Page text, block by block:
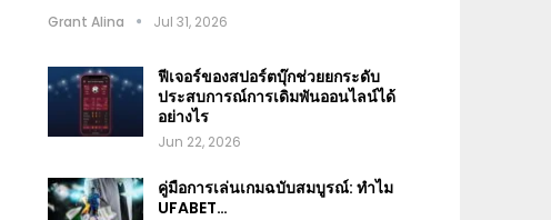
Grant Alina Jul 31, 2026
ฟีเจอร์ของสปอร์ตบุ๊กช่วยยกระดับ
ประสบการณ์การเดิมพันออนไลน์ได้
อย่างไร
Jun 22, 2026
คู่มือการเล่นเกมฉบับสมบูรณ์: ทำไม
UFABET…